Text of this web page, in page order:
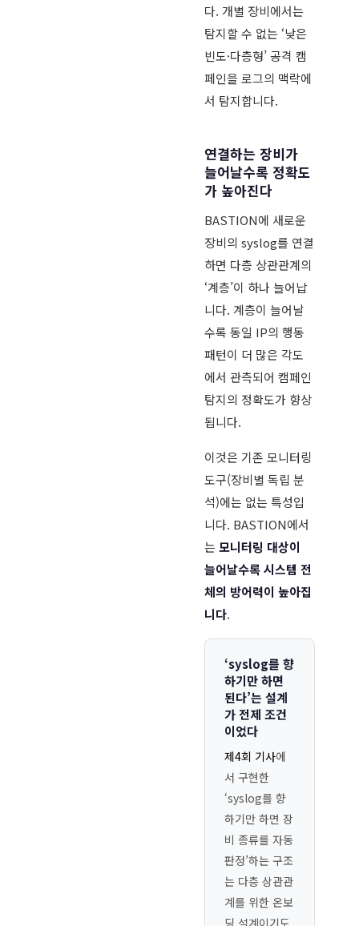
다. 개별 장비에서는
탐지할 수 없는 ‘낮은
빈도·다층형’ 공격 캠
페인을 로그의 맥락에
서 탐지합니다.
연결하는 장비가
늘어날수록 정확도
가 높아진다
BASTION에 새로운
장비의 syslog를 연결
하면 다층 상관관계의
‘계층’이 하나 늘어납
니다. 계층이 늘어날
수록 동일 IP의 행동
패턴이 더 많은 각도
에서 관측되어 캠페인
탐지의 정확도가 향상
됩니다.
이것은 기존 모니터링
도구(장비별 독립 분
석)에는 없는 특성입
니다. BASTION에서
는모니터링 대상이
늘어날수록 시스템 전
체의 방어력이 높아집
니다.
‘syslog를 향
하기만 하면
된다’는 설계
가 전제 조건
이었다
제4회 기사에
서 구현한
‘syslog를 향
하기만 하면 장
비 종류를 자동
판정’하는 구조
는 다층 상관관
계를 위한 온보
딩 설계이기도